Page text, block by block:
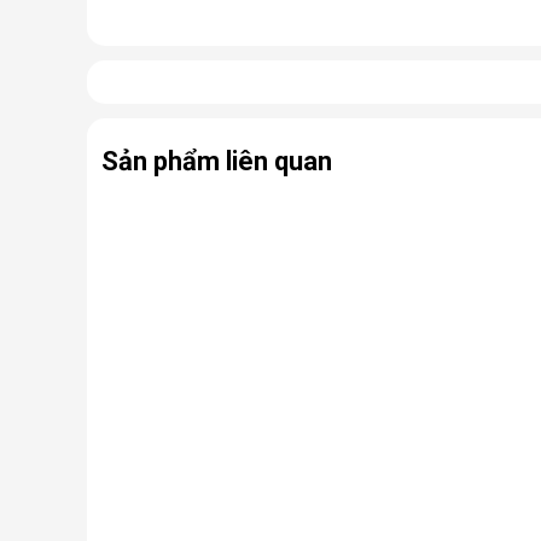
Màng lọc RO: Là trái tim của máy. Màng RO
Sản phẩm liên quan